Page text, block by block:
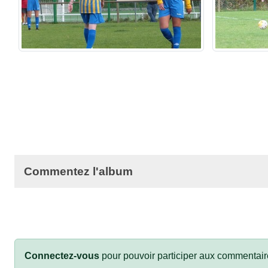
Commentez l'album
Connectez-vous pour pouvoir participer aux